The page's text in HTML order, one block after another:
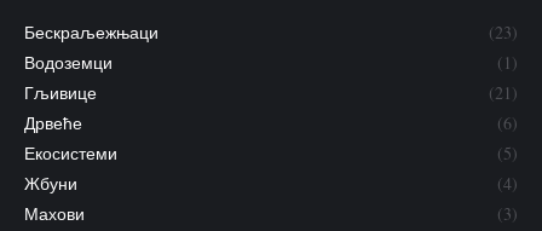
Бескраљежњаци
(23)
Водоземци
(1)
Гљивице
(21)
Дрвеће
(6)
Екосистеми
(5)
Жбуни
(4)
Махови
(3)